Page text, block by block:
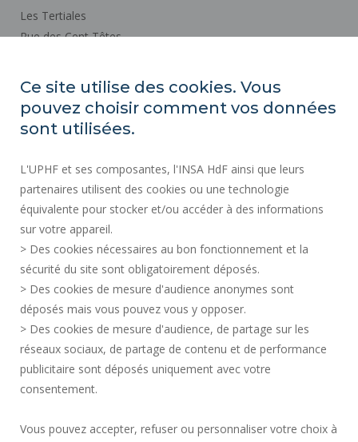
Les Tertiales
Rue des Cent Têtes
Plan d'accès
SERVICES PUBLICS +
MARCHÉS PUBLICS
CRÉDITS
ESPACE PRESSE
RECRUTEMENTS
PLAN DU SITE
DONNÉES PERSONNELLES
ACCESSIBILITÉ
Ce site utilise des cookies. Vous
pouvez choisir comment vos données
sont utilisées.
L'UPHF et ses composantes, l'INSA HdF ainsi que leurs
partenaires utilisent des cookies ou une technologie
équivalente pour stocker et/ou accéder à des informations
sur votre appareil.
> Des cookies nécessaires au bon fonctionnement et la
sécurité du site sont obligatoirement déposés.
> Des cookies de mesure d'audience anonymes sont
déposés mais vous pouvez vous y opposer.
> Des cookies de mesure d'audience, de partage sur les
réseaux sociaux, de partage de contenu et de performance
publicitaire sont déposés uniquement avec votre
consentement.
Vous pouvez accepter, refuser ou personnaliser votre choix à